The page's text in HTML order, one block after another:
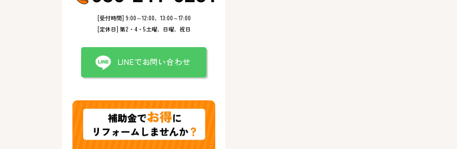
[受付時間] 9:00～12:00、13:00～17:00
[定休日] 第2・4・5土曜、日曜、祝日
LINEでお問い合わせ